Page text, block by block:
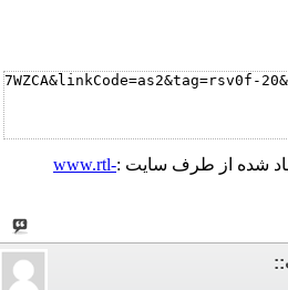
شده از طرف سایت :www.rtl-